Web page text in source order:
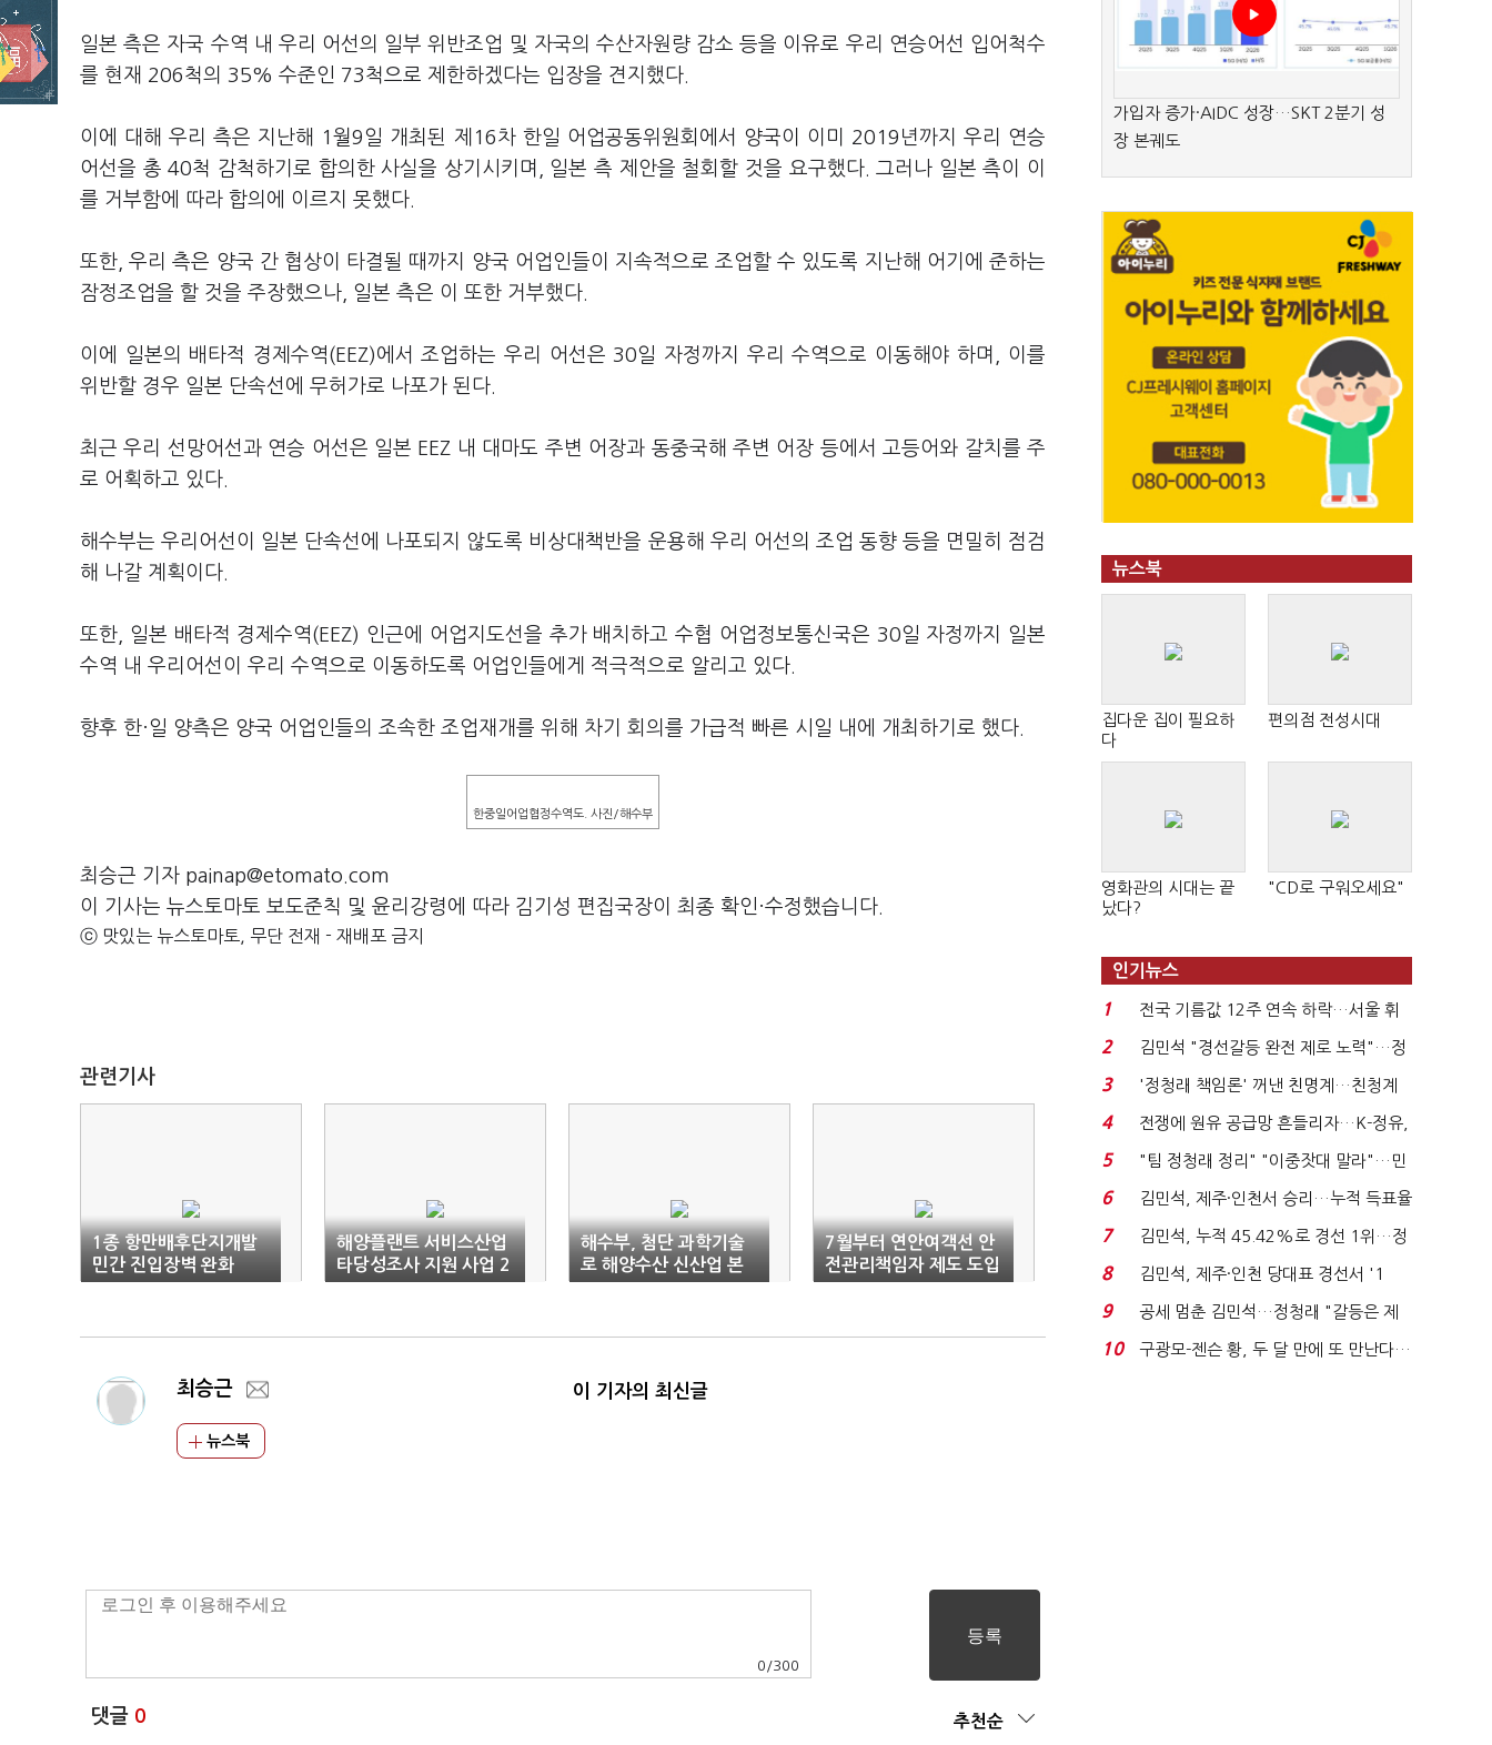
일본 측은 자국 수역 내 우리 어선의 일부 위반조업 및 자국의 수산자원량 감소 등을 이유로 우리 연승어선 입어척수
를 현재 206척의 35% 수준인 73척으로 제한하겠다는 입장을 견지했다.
이에 대해 우리 측은 지난해 1월9일 개최된 제16차 한일 어업공동위원회에서 양국이 이미 2019년까지 우리 연승
어선을 총 40척 감척하기로 합의한 사실을 상기시키며, 일본 측 제안을 철회할 것을 요구했다. 그러나 일본 측이 이
를 거부함에 따라 합의에 이르지 못했다.
또한, 우리 측은 양국 간 협상이 타결될 때까지 양국 어업인들이 지속적으로 조업할 수 있도록 지난해 어기에 준하는
잠정조업을 할 것을 주장했으나, 일본 측은 이 또한 거부했다.
이에 일본의 배타적 경제수역(EEZ)에서 조업하는 우리 어선은 30일 자정까지 우리 수역으로 이동해야 하며, 이를
위반할 경우 일본 단속선에 무허가로 나포가 된다.
최근 우리 선망어선과 연승 어선은 일본 EEZ 내 대마도 주변 어장과 동중국해 주변 어장 등에서 고등어와 갈치를 주
로 어획하고 있다.
해수부는 우리어선이 일본 단속선에 나포되지 않도록 비상대책반을 운용해 우리 어선의 조업 동향 등을 면밀히 점검
해 나갈 계획이다.
또한, 일본 배타적 경제수역(EEZ) 인근에 어업지도선을 추가 배치하고 수협 어업정보통신국은 30일 자정까지 일본
수역 내 우리어선이 우리 수역으로 이동하도록 어업인들에게 적극적으로 알리고 있다.
향후 한·일 양측은 양국 어업인들의 조속한 조업재개를 위해 차기 회의를 가급적 빠른 시일 내에 개최하기로 했다.
한중일어업협정수역도. 사진/해수부
최승근 기자 painap@etomato.com
이 기사는 뉴스토마토 보도준칙 및 윤리강령에 따라 김기성 편집국장이 최종 확인·수정했습니다.
ⓒ 맛있는 뉴스토마토, 무단 전재 - 재배포 금지
관련기사
1종 항만배후단지개발
민간 진입장벽 완화
해양플랜트 서비스산업
타당성조사 지원 사업 2
차 공모
해수부, 첨단 과학기술
로 해양수산 신산업 본
격 육성
7월부터 연안여객선 안
전관리책임자 제도 도입
최승근
뉴스북
이 기자의 최신글
0 /300
댓글 0 추천순
가입자 증가·AIDC 성장…SKT 2분기 성
장 본궤도
뉴스북
집다운 집이 필요하
다
편의점 전성시대
영화관의 시대는 끝
났다?
"CD로 구워오세요"
인기뉴스
1
전국 기름값 12주 연속 하락…서울 휘
발윳값 1909원...
2
김민석 "경선갈등 완전 제로 노력"…정
청래 "반명 공세 사...
3
'정청래 책임론' 꺼낸 친명계…친청계
는 추가투표 때리기...
4
전쟁에 원유 공급망 흔들리자…K-정유,
에너지안보 핵심...
5
"팀 정청래 정리" "이중잣대 말라"…민
주 최고위원 계파 다...
6
김민석, 제주·인천서 승리…누적 득표율
'1위 탈환'(종합)...
7
김민석, 누적 45.42%로 경선 1위…정
청래와 격차 0.86%p(...
8
김민석, 제주·인천 당대표 경선서 '1
위'(1보)...
9
공세 멈춘 김민석…정청래 "갈등은 제
가 수습"
10
구광모-젠슨 황, 두 달 만에 또 만난다…